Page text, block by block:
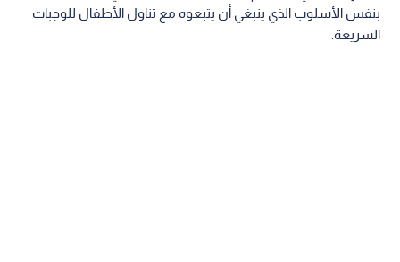
بنفس الأسلوب الذي ينبغي أن يتبعوه مع تناول الأطفال للوجبات
السريعة.